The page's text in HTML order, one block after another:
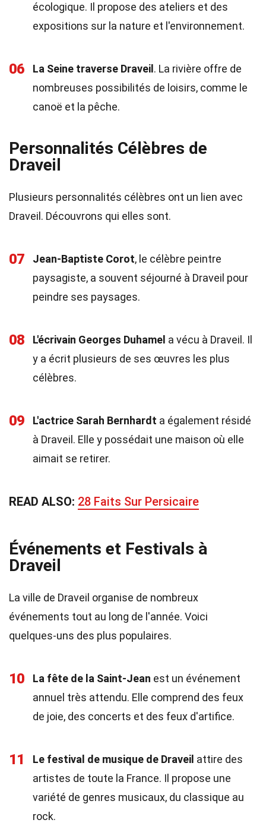
écologique. Il propose des ateliers et des
expositions sur la nature et l'environnement.
06 La Seine traverse Draveil . La rivière offre de
nombreuses possibilités de loisirs, comme le
canoë et la pêche.
Personnalités Célèbres de
Draveil
Plusieurs personnalités célèbres ont un lien avec
Draveil. Découvrons qui elles sont.
07 Jean-Baptiste Corot, le célèbre peintre
paysagiste, a souvent séjourné à Draveil pour
peindre ses paysages.
08 L'écrivain Georges Duhamel a vécu à Draveil. Il
y a écrit plusieurs de ses œuvres les plus
célèbres.
09 L'actrice Sarah Bernhardt a également résidé
à Draveil. Elle y possédait une maison où elle
aimait se retirer.
READ ALSO: 28 Faits Sur Persicaire
Événements et Festivals à
Draveil
La ville de Draveil organise de nombreux
événements tout au long de l'année. Voici
quelques-uns des plus populaires.
10 La fête de la Saint-Jean est un événement
annuel très attendu. Elle comprend des feux
de joie, des concerts et des feux d'artifice.
11 Le festival de musique de Draveil attire des
artistes de toute la France. Il propose une
variété de genres musicaux, du classique au
rock.